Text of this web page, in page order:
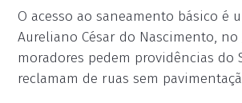
O acesso ao saneamento básico
Aureliano César do Nascimento,
moradores pedem providências do
reclamam de ruas sem